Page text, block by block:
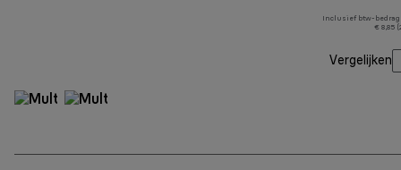
Inclusief btw-bedrag
€ 8,85
Vergelijken